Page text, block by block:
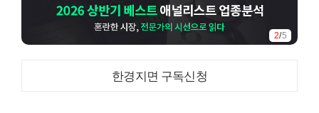
2/5
한경지면 구독신청